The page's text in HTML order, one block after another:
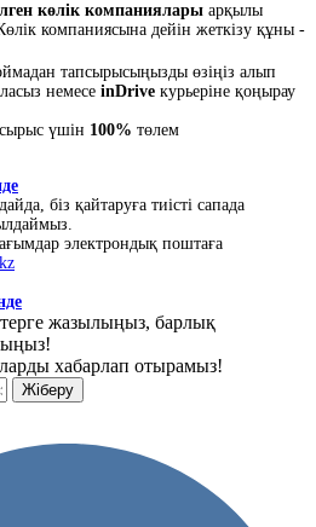
көлік компаниялары арқылы
компаниясына дейін жеткізу құны -
тапсырысыңызды өзіңіз алып
немесе inDrive курьеріне қоңырау
үшін 100% төлем
біз қайтаруға тиісті сапада
электрондық поштаға
жазылыңыз, барлық
хабарлап отырамыз!